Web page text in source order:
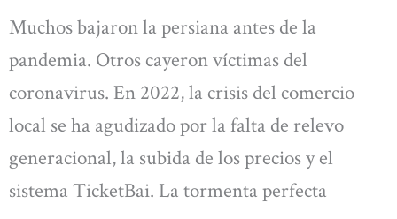
Muchos bajaron la persiana antes de la
pandemia. Otros cayeron víctimas del
coronavirus. En 2022, la crisis del comercio
local se ha agudizado por la falta de relevo
generacional, la subida de los precios y el
sistema TicketBai. La tormenta perfecta